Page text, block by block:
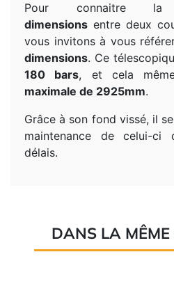
Pour connaitre
dimensions entre deux
vous invitons à vous
dimensions. Ce
180 bars, et cela
maximale de 2925mm.
Grâce à son fond vissé, il
maintenance de celui-
délais.
DANS LA MÊME